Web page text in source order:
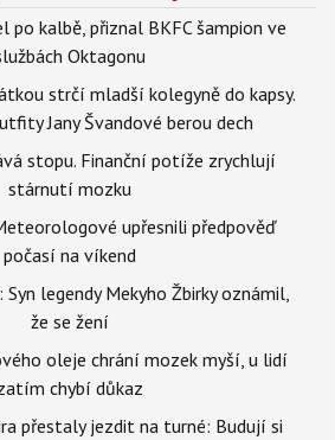
po kalbě, přiznal BKFC šampion ve
Oktagonu
strčí mladší kolegyně do kapsy.
Jany Švandové berou dech
stopu. Finanční potíže zrychlují
stárnutí mozku
upřesnili předpověď
počasí na víkend
Syn legendy Mekyho Žbirky oznámil,
že se žení
oleje chrání mozek myší, u lidí
chybí důkaz
přestaly jezdit na turné: Budují si